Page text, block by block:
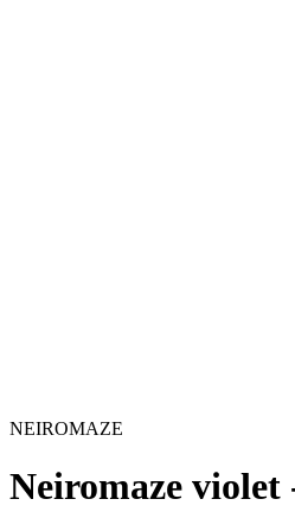
NEIROMAZE
Neiromaze violet